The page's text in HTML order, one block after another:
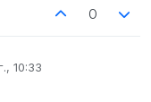
0
10:33